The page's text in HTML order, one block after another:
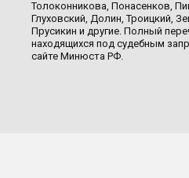
Толоконникова, Понасенков,
Глуховский, Долин, Троицкий,
Прусикин и другие. Полный
находящихся под судебным
сайте Минюста РФ.